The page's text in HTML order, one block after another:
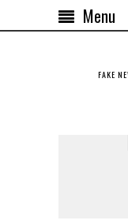
Menu
FAKE